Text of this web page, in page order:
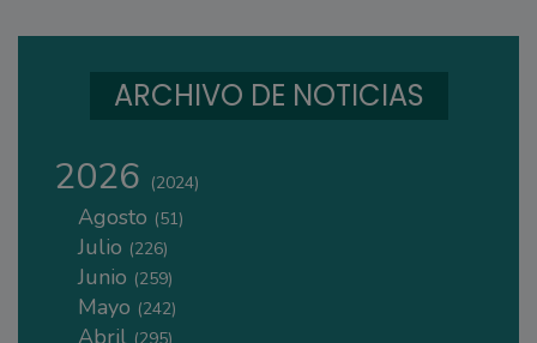
ARCHIVO DE NOTICIAS
2026 (2024)
Agosto (51)
Julio (226)
Junio (259)
Mayo (242)